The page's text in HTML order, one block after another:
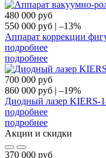
480 000 руб
550 000 руб
–13%
Аппарат коррекции
подробнее
подробнее
700 000 руб
860 000 руб
–19%
Диодный лазер KIERS-
подробнее
подробнее
Акции и скидки
370 000 руб